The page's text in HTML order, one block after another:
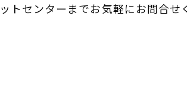
センターまでお気軽にお問合せ